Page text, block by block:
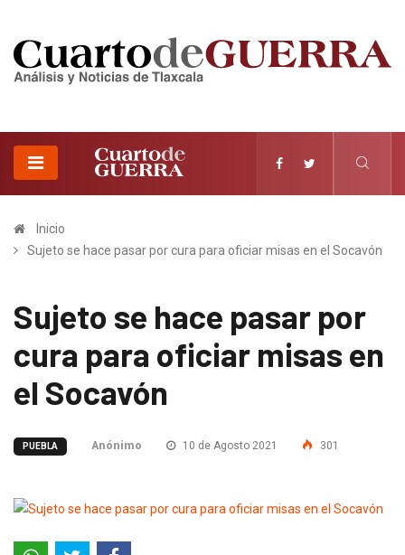
Inicio
Sujeto se hace pasar por cura para oficiar misas en el Socavón
Sujeto se hace pasar por
cura para oficiar misas en
el Socavón
PUEBLA Anónimo 10 de Agosto 2021 301